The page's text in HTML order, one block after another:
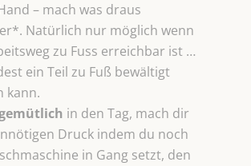
– mach was draus
Natürlich nur möglich wenn
zu Fuss erreichbar ist …
ein Teil zu Fuß bewältigt
kann.
gemütlich in den Tag, mach dir
Druck indem du noch
in Gang setzt, den